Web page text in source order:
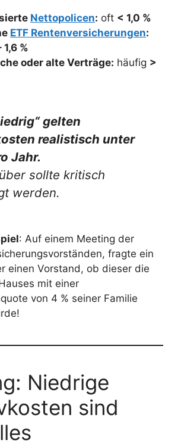
Nettopolicen: oft < 1,0 %
ETF Rentenversicherungen:
1,6 %
oder alte Verträge: häufig >
gelten
realistisch unter
Jahr.
sollte kritisch
werden.
: Auf einem Meeting der
fragte ein
einen Vorstand, ob dieser die
mit einer
von 4 % seiner Familie
Niedrige
sind